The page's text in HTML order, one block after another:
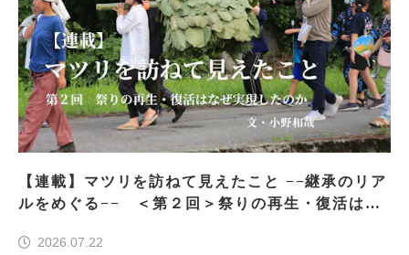
【連載】マツリを訪ねて見えたこと −−継承のリア
ルをめぐる−− ＜第２回＞祭りの再生・復活はな
2026.07.22